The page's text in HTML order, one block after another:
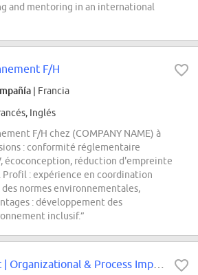
and mentoring in an international
F/H
| Francia
Inglés
F/H chez (COMPANY NAME) à
: conformité réglementaire
écoconception, réduction d'empreinte
Profil : expérience en coordination
normes environnementales,
: développement des
inclusif.”